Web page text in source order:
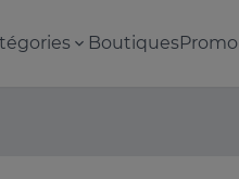
BoutiquesPromo